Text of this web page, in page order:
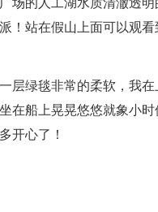
场的人工湖水质清澈透明
！站在假山上面可以观看
绿毯非常的柔软，我在
在船上晃晃悠悠就象小时
开心了！